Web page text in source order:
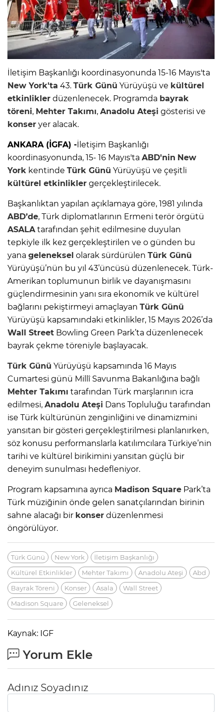
İletişim Başkanlığı koordinasyonunda 15-16 Mayıs'ta
New York'ta 43. Türk Günü Yürüyüşü ve kültürel
etkinlikler düzenlenecek. Programda bayrak
töreni, Mehter Takımı, Anadolu Ateşi gösterisi ve
konser yer alacak.
ANKARA (İGFA) -İletişim Başkanlığı
koordinasyonunda, 15- 16 Mayıs'ta ABD'nin New
York kentinde Türk Günü Yürüyüşü ve çeşitli
kültürel etkinlikler gerçekleştirilecek.
Başkanlıktan yapılan açıklamaya göre, 1981 yılında
ABD’de, Türk diplomatlarının Ermeni terör örgütü
ASALAtarafından şehit edilmesine duyulan
tepkiyle ilk kez gerçekleştirilen ve o günden bu
yana geleneksel olarak sürdürülen Türk Günü
Yürüyüşü’nün bu yıl 43’üncüsü düzenlenecek. Türk-
Amerikan toplumunun birlik ve dayanışmasını
güçlendirmesinin yanı sıra ekonomik ve kültürel
bağlarını pekiştirmeyi amaçlayan Türk Günü
Yürüyüşü kapsamındaki etkinlikler, 15 Mayıs 2026’da
Wall Street Bowling Green Park’ta düzenlenecek
bayrak çekme töreniyle başlayacak.
Türk Günü Yürüyüşü kapsamında 16 Mayıs
Cumartesi günü Millî Savunma Bakanlığına bağlı
Mehter Takımı tarafından Türk marşlarının icra
edilmesi, Anadolu Ateşi Dans Topluluğu tarafından
ise Türk kültürünün zenginliğini ve dinamizmini
yansıtan bir gösteri gerçekleştirilmesi planlanırken,
söz konusu performanslarla katılımcılara Türkiye’nin
tarihi ve kültürel birikimini yansıtan güçlü bir
deneyim sunulması hedefleniyor.
Program kapsamına ayrıca Madison Square Park’ta
Türk müziğinin önde gelen sanatçılarından birinin
sahne alacağı bir konser düzenlenmesi
öngörülüyor.
Türk Günü New York
İletişim Başkanlığı
Kültürel Etkinlikler
Mehter Takımı Anadolu Ateşi
Abd
Bayrak Töreni
Konser Asala
Wall Street
Madison Square
Geleneksel
Kaynak: IGF
Yorum Ekle
Adınız Soyadınız